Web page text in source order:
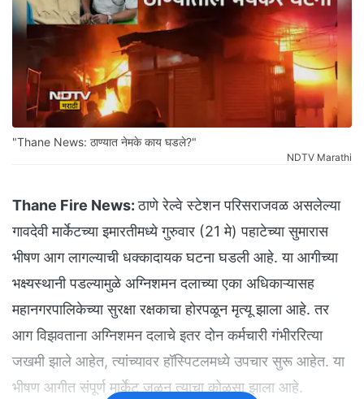
"Thane News: ठाण्यात नेमके काय घडले?"
NDTV Marathi
Thane Fire News:ठाणे रेल्वे स्टेशन परिसराजवळ असलेल्या
गावदेवी मार्केटच्या इमारतीमध्ये गुरुवार (21 मे) पहाटेच्या सुमारास
भीषण आग लागल्याची धक्कादायक घटना घडली आहे. या आगीच्या
भक्ष्यस्थानी पडल्यामुळे अग्निशमन दलाच्या एका अधिकाऱ्यासह
महानगरपालिकेच्या सुरक्षा रक्षकाचा होरपळून मृत्यू झाला आहे. तर
आग विझवताना अग्निशमन दलाचे इतर दोन कर्मचारी गंभीररित्या
जखमी झाले आहेत, त्यांच्यावर हॉस्पिटलमध्ये उपचार सुरू आहेत. या
भीषण आगीत संपूर्ण मार्केट जळून त्याचा कोळसा झाला आहे.